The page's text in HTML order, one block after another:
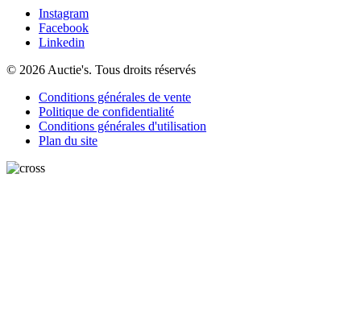
Instagram
Facebook
Linkedin
© 2026 Auctie's. Tous droits réservés
Conditions générales de vente
Politique de confidentialité
Conditions générales d'utilisation
Plan du site